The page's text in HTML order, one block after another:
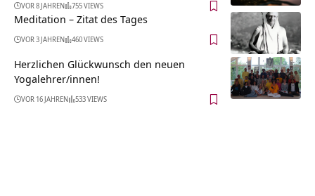
VOR 8 JAHREN 755 VIEWS
Meditation – Zitat des Tages
VOR 3 JAHREN 460 VIEWS
Herzlichen Glückwunsch den neuen
Yogalehrer/innen!
VOR 16 JAHREN 533 VIEWS